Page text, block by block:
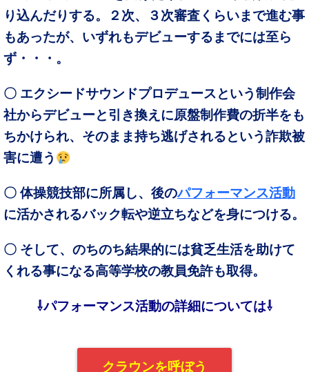
り込んだりする。２次、３次審査くらいまで進む事
もあったが、いずれもデビューするまでには至ら
ず・・・。
〇 エクシードサウンドプロデュースという制作会
社からデビューと引き換えに原盤制作費の折半をも
ちかけられ、そのまま持ち逃げされるという詐欺被
害に遭う
〇 体操競技部に所属し、後のパフォーマンス活動
に活かされるバック転や逆立ちなどを身につける。
〇 そして、のちのち結果的には貧乏生活を助けて
くれる事になる高等学校の教員免許も取得。
⇩パフォーマンス活動の詳細については⇩
クラウンを呼ぼう